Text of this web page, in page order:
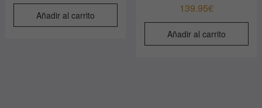
Añadir al carrito
139.95€
Añadir al carrito